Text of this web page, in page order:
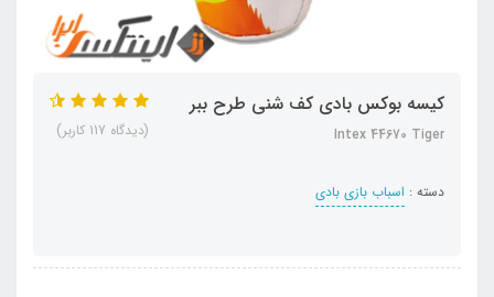
کیسه بوکس بادی کف شنی طرح ببر
Intex 44670 Tiger
دسته : اسباب بازی بادی
(دیدگاه 117 کاربر)